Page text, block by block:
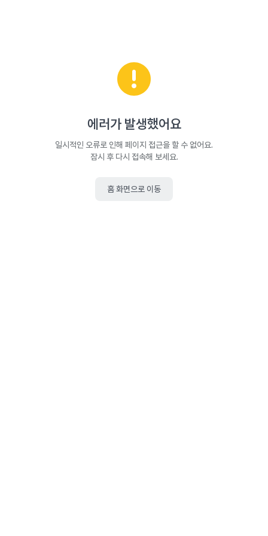
에러가 발생했어요
일시적인 오류로 인해 페이지 접근을 할 수 없어요.
잠시 후 다시 접속해 보세요.
홈 화면으로 이동